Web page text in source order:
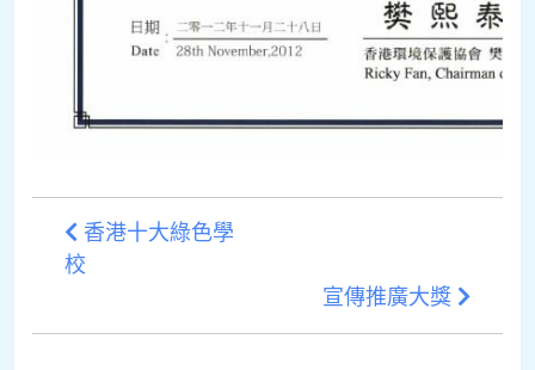
香港十大綠色學
校
宣傳推廣大獎